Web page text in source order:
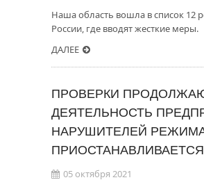
Наша область вошла в список 12
России, где вводят жесткие меры.
ДАЛЕЕ
ПРОВЕРКИ
ДЕЯТЕЛЬНОСТЬ
НАРУШИТЕЛЕЙ
ПРИОСТАНАВЛИВАЕТСЯ
05 октября 2021